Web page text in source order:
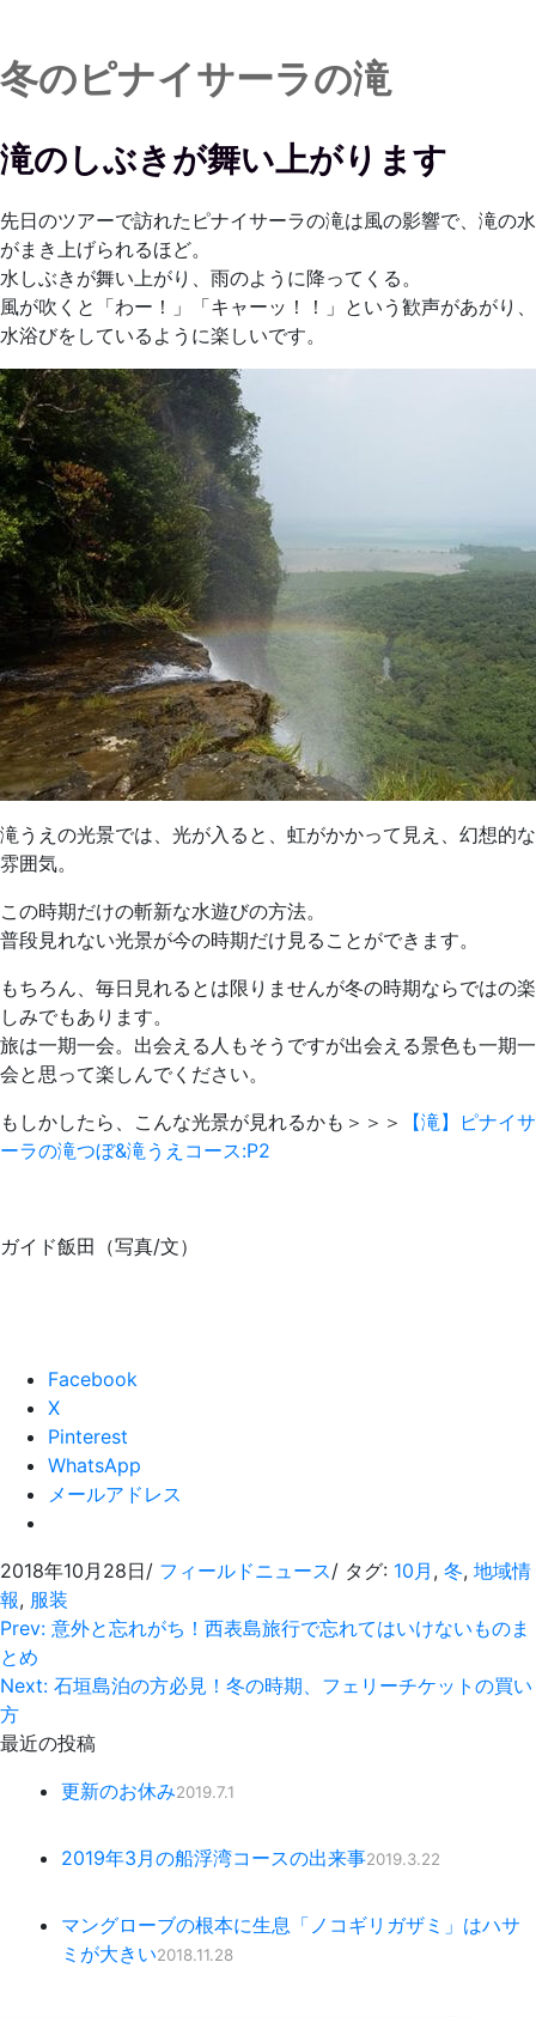
冬のピナイサーラの滝
滝のしぶきが舞い上がります
先日のツアーで訪れたピナイサーラの滝は風の影響で、滝の水
がまき上げられるほど。
水しぶきが舞い上がり、雨のように降ってくる。
風が吹くと「わー！」「キャーッ！！」という歓声があがり、
水浴びをしているように楽しいです。
滝うえの光景では、光が入ると、虹がかかって見え、幻想的な
雰囲気。
この時期だけの斬新な水遊びの方法。
普段見れない光景が今の時期だけ見ることができます。
もちろん、毎日見れるとは限りませんが冬の時期ならではの楽
しみでもあります。
旅は一期一会。出会える人もそうですが出会える景色も一期一
会と思って楽しんでください。
もしかしたら、こんな光景が見れるかも＞＞＞
【滝】ピナイサ
ーラの滝つぼ&滝うえコース:P2
ガイド飯田（写真/文）
Facebook
X
Pinterest
WhatsApp
メールアドレス
2018年10月28日/ フィールドニュース/ タグ: 10月 , 冬, 地域情
報, 服装
Prev: 意外と忘れがち！西表島旅行で忘れてはいけないものま
とめ
Next: 石垣島泊の方必見！冬の時期、フェリーチケットの買い
方
最近の投稿
更新のお休み2019.7.1
2019年3月の船浮湾コースの出来事2019.3.22
マングローブの根本に生息「ノコギリガザミ」はハサ
ミが大きい2018.11.28